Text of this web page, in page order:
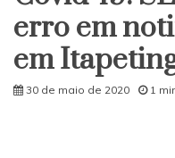
erro em
em
30 de maio de 2020 1